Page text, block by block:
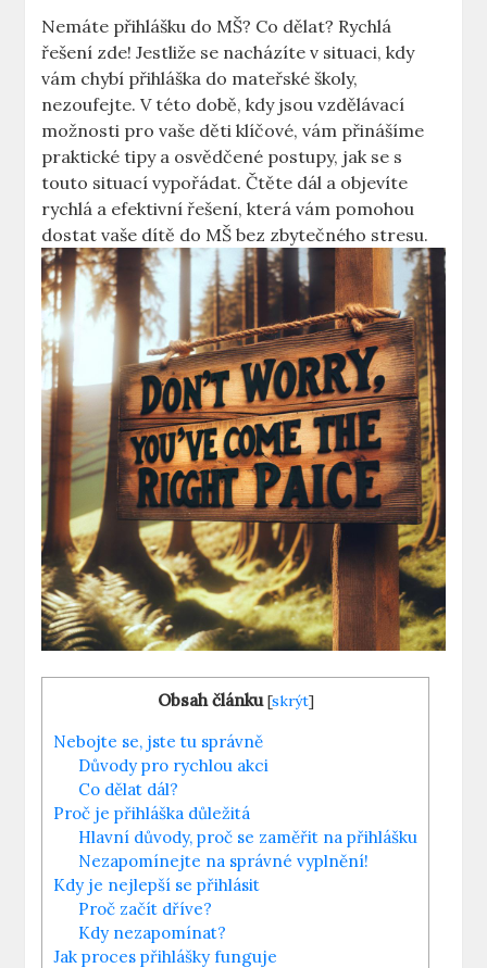
Nemáte ‍přihlášku do MŠ? Co dělat? Rychlá
řešení zde! Jestliže se nacházíte v situaci, kdy
vám chybí přihláška​ do mateřské školy,​
nezoufejte.​ V této době, kdy jsou vzdělávací
možnosti pro vaše děti klíčové, vám přinášíme‌
praktické tipy a osvědčené postupy, jak se s
touto situací vypořádat. Čtěte ⁣dál⁣ a objevíte ​
rychlá a efektivní⁤ řešení, která vám pomohou
dostat vaše dítě do MŠ bez ‍zbytečného stresu.
Obsah článku [skrýt]
Nebojte se,​ jste tu správně
Důvody⁤ pro rychlou akci
Co‍ dělat dál?
Proč je přihláška důležitá
Hlavní‍ důvody, proč se​ zaměřit na​ přihlášku
Nezapomínejte⁢ na správné ⁤vyplnění!
Kdy je nejlepší se přihlásit
Proč ‍začít ⁢dříve?
Kdy nezapomínat?
Jak proces ‌přihlášky⁢ funguje